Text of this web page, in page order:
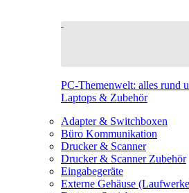
PC-Themenwelt: alles rund
Laptops & Zubehör
Adapter & Switchboxen
Büro Kommunikation
Drucker & Scanner
Drucker & Scanner Zubehör
Eingabegeräte
Externe Gehäuse